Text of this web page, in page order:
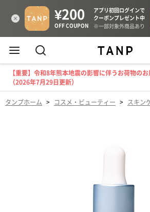
【重要】令和8年熊本地震の影響に伴うお荷物の
（2026年7月29日更新）
タンプホーム > コスメ・ビューティー > スキン